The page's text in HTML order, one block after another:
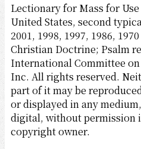
Lectionary for Mass for
United States, second
2001, 1998, 1997, 1986,
Christian Doctrine; Psalm
International Committee
Inc. All rights reserved.
part of it may be
or displayed in any
digital, without permission
copyright owner.